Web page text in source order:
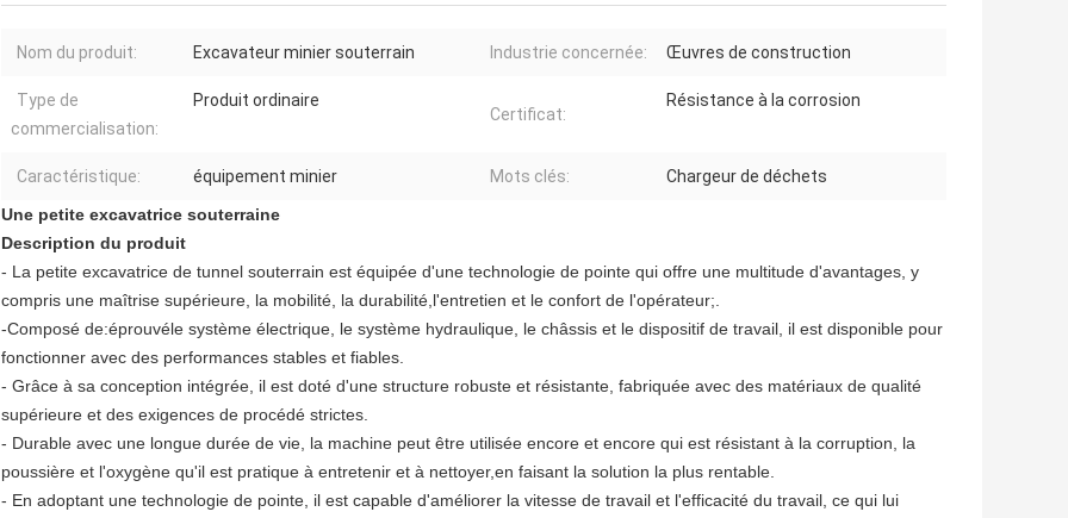
Nom du produit: Excavateur minier souterrain Industrie concernée: Œuvres de construction
Type de
commercialisation:
Produit ordinaire
Certificat:
Résistance à la corrosion
Caractéristique: équipement minier Mots clés:
Chargeur de déchets
Une petite excavatrice souterraine
Description du produit
- La petite excavatrice de tunnel souterrain est équipée d'une technologie de pointe qui offre une multitude d'avantages, y
compris une maîtrise supérieure, la mobilité, la durabilité,l'entretien et le confort de l'opérateur;.
-Composé de:éprouvéle système électrique, le système hydraulique, le châssis et le dispositif de travail, il est disponible pour
fonctionner avec des performances stables et fiables.
- Grâce à sa conception intégrée, il est doté d'une structure robuste et résistante, fabriquée avec des matériaux de qualité
supérieure et des exigences de procédé strictes.
- Durable avec une longue durée de vie, la machine peut être utilisée encore et encore qui est résistant à la corruption, la
poussière et l'oxygène qu'il est pratique à entretenir et à nettoyer,en faisant la solution la plus rentable.
- En adoptant une technologie de pointe, il est capable d'améliorer la vitesse de travail et l'efficacité du travail, ce qui lui